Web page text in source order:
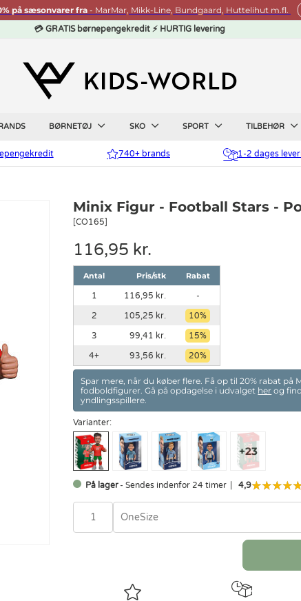
på sæsonvarer fra - MarMar, Mikk-Line, Bundgaard, Huttelihut m.fl.
💳 GRATIS børnepengekredit ⚡ HURTIG levering
BØRNETØJ SKO SPORT TILBEHØR
740+ brands 1-2 dages
Minix Figur - Football Stars -
[CO165]
116,95 kr.
Antal Pris/stk Rabat
1 116,95 kr. -
2 105,25 kr. 10
3 99,41 kr. 15
4 93,56 kr. 20
Spar mere, når du køber flere. Få op til 20% rabat på
fodboldfigurer. Gå på opdagelse i udvalget her og
yndlingsspillere.
Varianter:
På lager - Sendes indenfor 24 timer 4,9
OneSize